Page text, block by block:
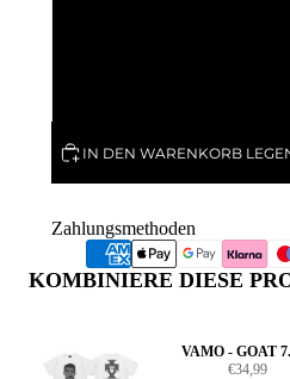
IN DEN WARENKORB
Zahlungsmethoden
KOMBINIERE DIESE
VAMO - GOAT
€34,99